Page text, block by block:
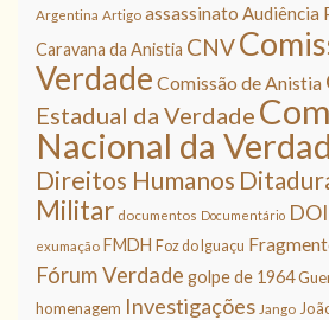
Argentina Artigo assassinato Audiência
Caravana da Anistia CNV
Verdade Comissão de Anistia
Estadual da Verdade
Nacional da
Direitos Humanos
Militar documentos Documentário
exumação FMDH Foz do Iguaçu
Fórum Verdade golpe de 1964
homenagem Investigações Jango